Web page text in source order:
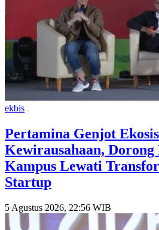
ekbis
Pertamina Genjot
Kewirausahaan, Dorong
Kampus Lewati
Startup
5 Agustus 2026, 22:56 WIB